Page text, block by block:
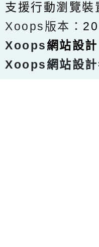
支援行動瀏覽裝
Xoops版本：
Xoops網站設計
Xoops網站設